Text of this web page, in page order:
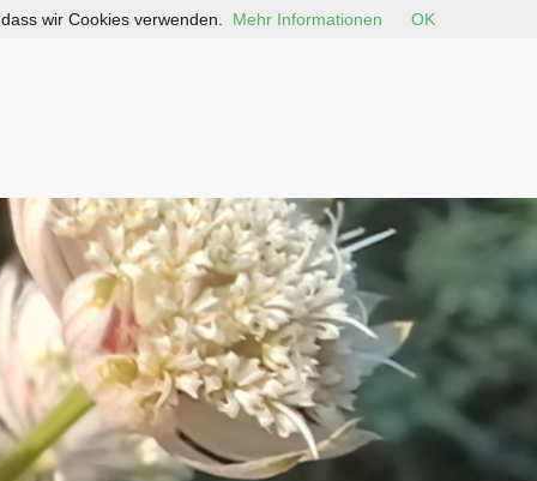
wir Cookies verwenden. Mehr Informationen OK